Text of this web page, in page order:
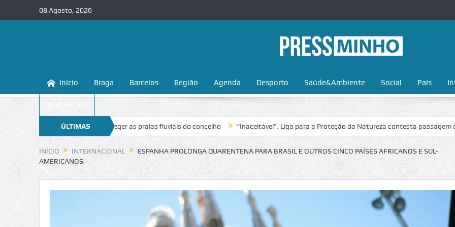
08 Agosto, 2026
Início Braga Barcelos Região Agenda Desporto Saúde&Ambiente Social País
Multimédia
ÚLTIMAS
NOTÍCIAS
a conhecer e proteger as praias fluviais do concelho “Inaceitável”. Liga para a Proteção da Natureza contesta passagem da Volta a
INÍCIO INTERNACIONAL
ESPANHA PROLONGA QUARENTENA PARA BRASIL E OUTROS CINCO PAÍSES AFRICANOS E SUL-
AMERICANOS